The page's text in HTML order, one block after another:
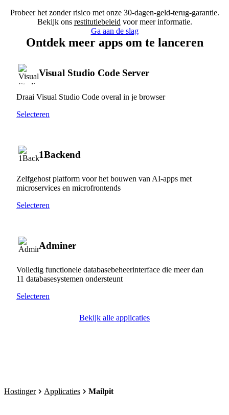
Probeer het zonder risico met onze 30-dagen-geld-terug-garantie.
Bekijk ons restitutiebeleid voor meer informatie.
Ga aan de slag
Ontdek meer apps om te lanceren
Visual Studio Code Server
Draai Visual Studio Code overal in je browser
Selecteren
1Backend
Zelfgehost platform voor het bouwen van AI-apps met
microservices en microfrontends
Selecteren
Adminer
Volledig functionele databasebeheerinterface die meer dan
11 databasesystemen ondersteunt
Selecteren
Bekijk alle applicaties
Hostinger Applicaties Mailpit